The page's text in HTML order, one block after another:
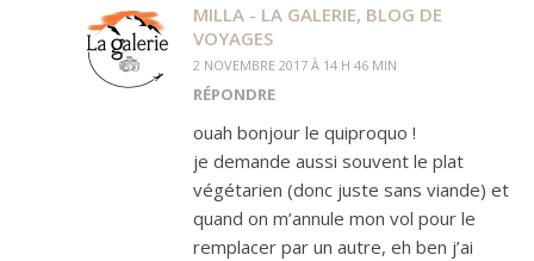
MILLA - LA GALERIE, BLOG DE
VOYAGES
2 NOVEMBRE 2017 À 14 H 46 MIN
RÉPONDRE
ouah bonjour le quiproquo !
je demande aussi souvent le plat
végétarien (donc juste sans viande) et
quand on m’annule mon vol pour le
remplacer par un autre, eh ben j’ai